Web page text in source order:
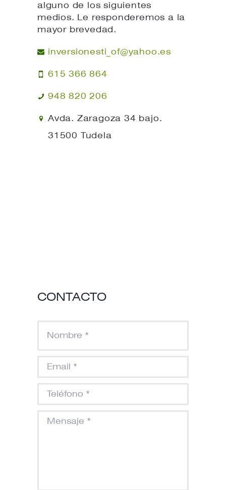
alguno de los siguientes
medios. Le responderemos a la
mayor brevedad.
inversionesti_of@yahoo.es
615 366 864
948 820 206
Avda. Zaragoza 34 bajo.
31500 Tudela
CONTACTO